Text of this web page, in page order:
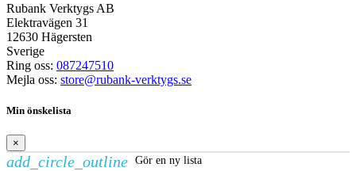
Rubank Verktygs AB
Elektravägen 31
12630 Hägersten
Sverige
Ring oss: 087247510
Mejla oss: store@rubank-verktygs.se
Min önskelista
×
add_circle_outline Gör en ny lista